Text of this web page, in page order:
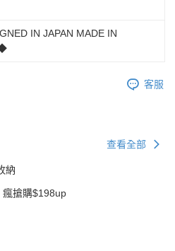
IN JAPAN MADE IN
客服
查看全部
納
搶購$198up